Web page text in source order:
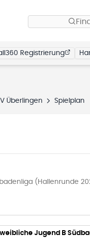
Registrierung
TV Überlingen Spielplan
(Hallenrunde
weibliche Jugend B